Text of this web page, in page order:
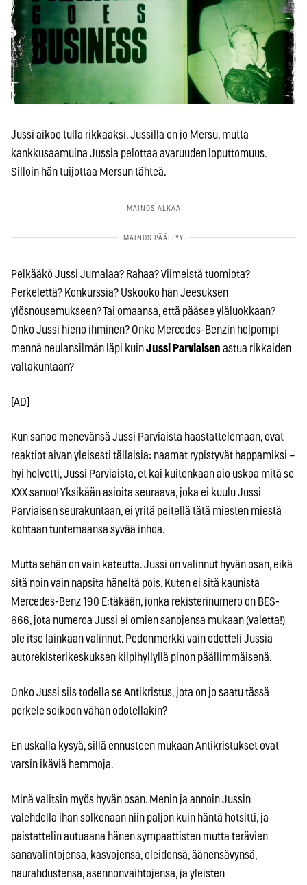
Jussi aikoo tulla rikkaaksi. Jussilla on jo Mersu, mutta
kankkusaamuina Jussia pelottaa avaruuden loputtomuus.
Silloin hän tuijottaa Mersun tähteä.
Pelkääkö Jussi Jumalaa? Rahaa? Viimeistä tuomiota?
Perkelettä? Konkurssia? Uskooko hän Jeesuksen
ylösnousemukseen? Tai omaansa, että pääsee yläluokkaan?
Onko Jussi hieno ihminen? Onko Mercedes-Benzin helpompi
mennä neulansilmän läpi kuinJussi Parviaisen astua rikkaiden
valtakuntaan?
[AD]
Kun sanoo menevänsä Jussi Parviaista haastattelemaan, ovat
reaktiot aivan yleisesti tällaisia: naamat rypistyvät happamiksi –
hyi helvetti, Jussi Parviaista, et kai kuitenkaan aio uskoa mitä se
XXX sanoo! Yksikään asioita seuraava, joka ei kuulu Jussi
Parviaisen seurakuntaan, ei yritä peitellä tätä miesten miestä
kohtaan tuntemaansa syvää inhoa.
Mutta sehän on vain kateutta. Jussi on valinnut hyvän osan, eikä
sitä noin vain napsita häneltä pois. Kuten ei sitä kaunista
Mercedes-Benz 190 E:täkään, jonka rekisterinumero on BES-
666, jota numeroa Jussi ei omien sanojensa mukaan (valetta!)
ole itse lainkaan valinnut. Pedonmerkki vain odotteli Jussia
autorekisterikeskuksen kilpihyllyllä pinon päällimmäisenä.
Onko Jussi siis todella se Antikristus, jota on jo saatu tässä
perkele soikoon vähän odotellakin?
En uskalla kysyä, sillä ennusteen mukaan Antikristukset ovat
varsin ikäviä hemmoja.
Minä valitsin myös hyvän osan. Menin ja annoin Jussin
valehdella ihan solkenaan niin paljon kuin häntä hotsitti, ja
paistattelin autuaana hänen sympaattisten mutta terävien
sanavalintojensa, kasvojensa, eleidensä, äänensävynsä,
naurahdustensa, asennonvaihtojensa, ja yleisten